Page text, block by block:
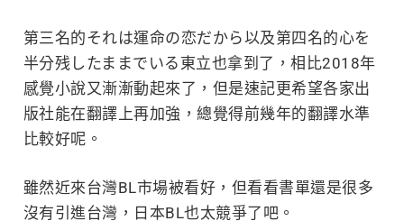
第三名的それは運命の恋だから以及第四名的心を
半分残したままでいる東立也拿到了，相比2018年
感覺小說又漸漸動起來了，但是速記更希望各家出
版社能在翻譯上再加強，總覺得前幾年的翻譯水準
比較好呢。
雖然近來台灣BL市場被看好，但看看書單還是很多
沒有引進台灣，日本BL也太競爭了吧。